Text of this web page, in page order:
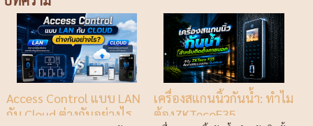
Access Control แบบ LAN
กับ Cloud ต่างกันอย่างไร
เครื่องสแกนนิ้วกันน้ำ: ทำไม
ต้องZKTecoF35